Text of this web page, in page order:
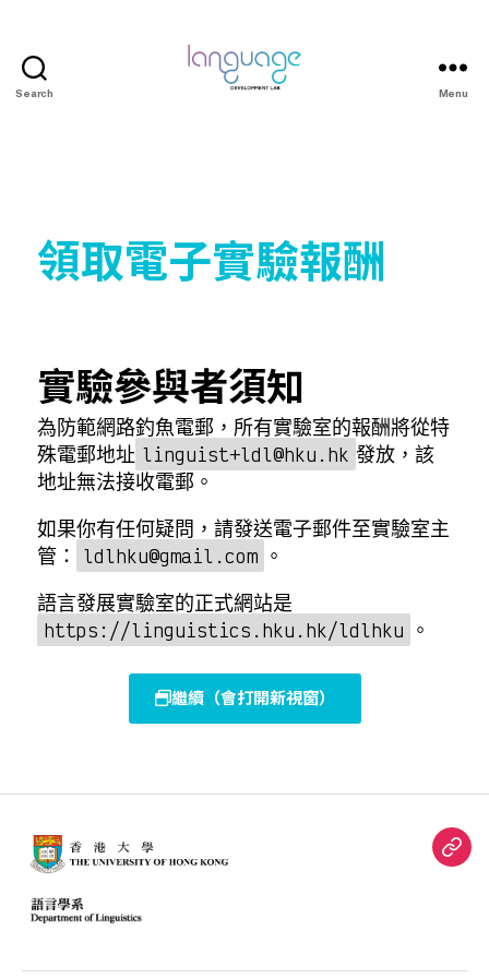
Search Menu
領取電子實驗報酬
實驗參與者須知
為防範網路釣魚電郵，所有實驗室的報酬將從特
殊電郵地址 linguist+ldl@hku.hk 發放，該
地址無法接收電郵。
如果你有任何疑問，請發送電子郵件至實驗室主
管：
ldlhku@gmail.com 。
語言發展實驗室的正式網站是
https://linguistics.hku.hk/ldlhku 。
繼續（會打開新視窗）